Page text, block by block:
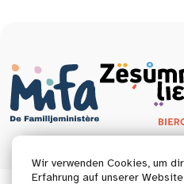
Wir verwenden Cookies, um
Erfahrung auf unserer